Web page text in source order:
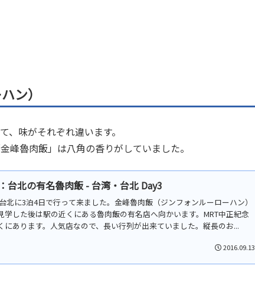
ン）
、味がそれぞれ違います。
峰魯肉飯」は八角の香りがしていました。
台北の有名魯肉飯 - 台湾・台北 Day3
北に3泊4日で行って来ました。金峰魯肉飯（ジンフォンルーローハン）
学した後は駅の近くにある魯肉飯の有名店へ向かいます。MRT中正紀念
にあります。人気店なので、長い行列が出来ていました。縦長のお...
2016.09.13